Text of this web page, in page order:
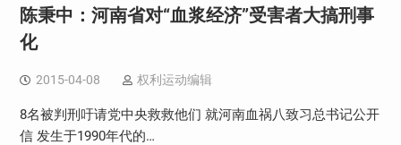
陈秉中：河南省对“血浆经济”受害者大搞刑事
化
2015-04-08 权利运动编辑
8名被判刑吁请党中央救救他们 就河南血祸八致习总书记公开
信 发生于1990年代的…